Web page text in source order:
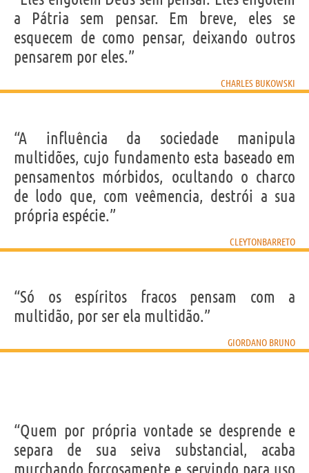
a Pátria sem pensar. Em breve, eles se
esquecem de como pensar, deixando outros
pensarem por eles.”
CHARLES BUKOWSKI
“A influência da sociedade manipula
multidões, cujo fundamento esta baseado em
pensamentos mórbidos, ocultando o charco
de lodo que, com veêmencia, destrói a sua
própria espécie.”
CLEYTONBARRETO
“Só os espíritos fracos pensam com a
multidão, por ser ela multidão.”
GIORDANO BRUNO
“Quem por própria vontade se desprende e
separa de sua seiva substancial, acaba
murchando forçosamente e servindo para uso